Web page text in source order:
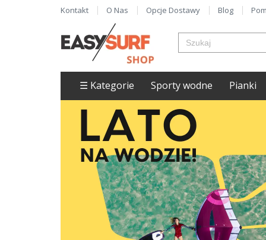
Kontakt O Nas Opcje Dostawy Blog
☰ Kategorie Sporty wodne Pianki